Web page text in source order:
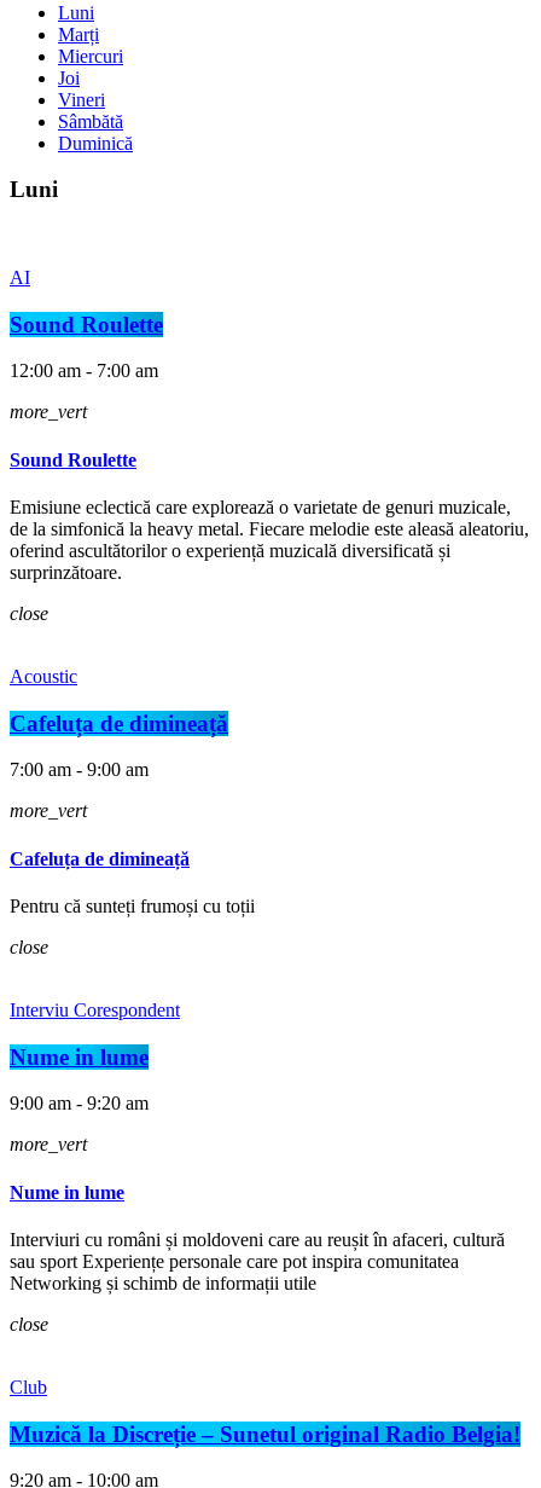
Luni
Marți
Miercuri
Joi
Vineri
Sâmbătă
Duminică
Luni
AI
Sound Roulette
12:00 am - 7:00 am
more_vert
Sound Roulette
Emisiune eclectică care explorează o varietate de genuri muzicale,
de la simfonică la heavy metal. Fiecare melodie este aleasă aleatoriu,
oferind ascultătorilor o experiență muzicală diversificată și
surprinzătoare.
close
Acoustic
Cafeluța de dimineață
7:00 am - 9:00 am
more_vert
Cafeluța de dimineață
Pentru că sunteți frumoși cu toții
close
Interviu Corespondent
Nume in lume
9:00 am - 9:20 am
more_vert
Nume in lume
Interviuri cu români și moldoveni care au reușit în afaceri, cultură
sau sport Experiențe personale care pot inspira comunitatea
Networking și schimb de informații utile
close
Club
Muzică la Discreție – Sunetul original Radio Belgia!
9:20 am - 10:00 am